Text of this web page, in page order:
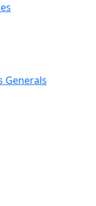
Generals